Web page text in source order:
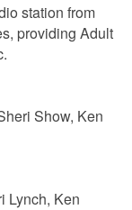
station from
providing Adult
Show, Ken
Lynch, Ken